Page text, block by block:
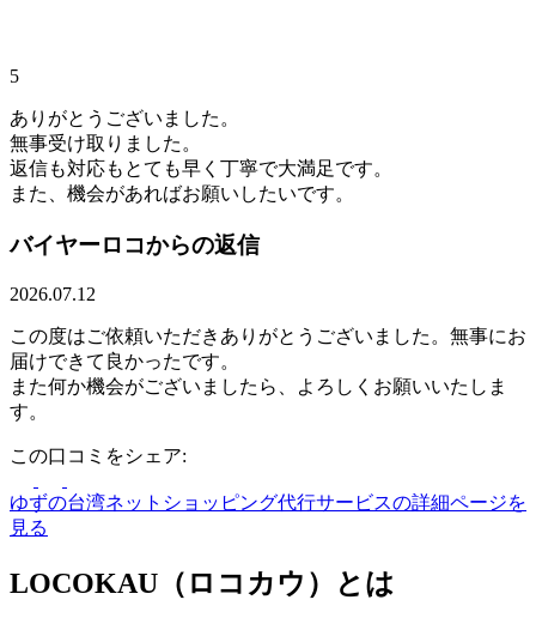
5
ありがとうございました。
無事受け取りました。
返信も対応もとても早く丁寧で大満足です。
また、機会があればお願いしたいです。
バイヤーロコからの返信
2026.07.12
この度はご依頼いただきありがとうございました。無事にお
届けできて良かったです。
また何か機会がございましたら、よろしくお願いいたしま
す。
この口コミをシェア:
ゆずの台湾ネットショッピング代行サービスの詳細ページを
見る
LOCOKAU（ロコカウ）とは